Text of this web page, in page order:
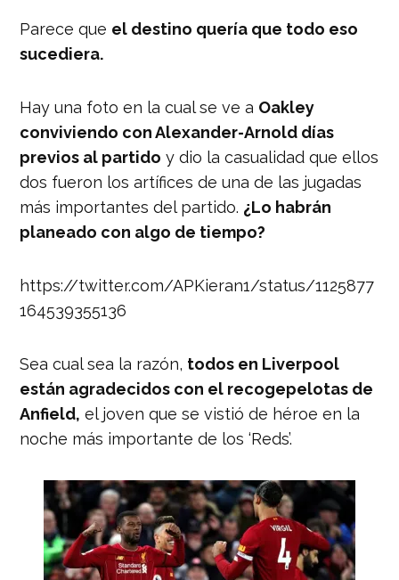
Parece que el destino quería que todo eso
sucediera.
Hay una foto en la cual se ve a Oakley
conviviendo con Alexander-Arnold días
previos al partido y dio la casualidad que ellos
dos fueron los artífices de una de las jugadas
más importantes del partido. ¿Lo habrán
planeado con algo de tiempo?
https://twitter.com/APKieran1/status/1125877
164539355136
Sea cual sea la razón, todos en Liverpool
están agradecidos con el recogepelotas de
Anfield, el joven que se vistió de héroe en la
noche más importante de los ‘Reds’.